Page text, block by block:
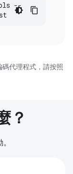
--
代理程式，請按照
？